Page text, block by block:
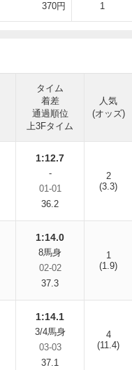
370円 1
タイム
着差
通過順位
上3Fタイム
人気
(オッズ)
1:12.7
-
01-01
36.2
2
(3.3)
1:14.0
8馬身
02-02
37.3
1
(1.9)
1:14.1
3/4馬身
03-03
37.1
4
(11.4)